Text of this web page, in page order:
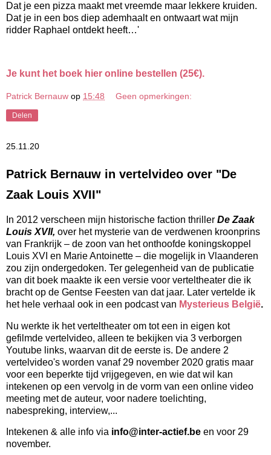
Dat je een pizza maakt met vreemde maar lekkere kruiden.
Dat je in een bos diep ademhaalt en ontwaart wat mijn
ridder Raphael ontdekt heeft…'
Je kunt het boek hier online bestellen (25€).
Patrick Bernauw op 15:48 Geen opmerkingen:
Delen
25.11.20
Patrick Bernauw in vertelvideo over "De
Zaak Louis XVII"
In 2012 verscheen mijn historische faction thriller De Zaak
Louis XVII, over het mysterie van de verdwenen kroonprins
van Frankrijk – de zoon van het onthoofde koningskoppel
Louis XVI en Marie Antoinette – die mogelijk in Vlaanderen
zou zijn ondergedoken. Ter gelegenheid van de publicatie
van dit boek maakte ik een versie voor verteltheater die ik
bracht op de Gentse Feesten van dat jaar. Later vertelde ik
het hele verhaal ook in een podcast van Mysterieus België.
Nu werkte ik het verteltheater om tot een in eigen kot
gefilmde vertelvideo, alleen te bekijken via 3 verborgen
Youtube links, waarvan dit de eerste is. De andere 2
vertelvideo's worden vanaf 29 november 2020 gratis maar
voor een beperkte tijd vrijgegeven, en wie dat wil kan
intekenen op een vervolg in de vorm van een online video
meeting met de auteur, voor nadere toelichting,
nabespreking, interview,...
Intekenen & alle info via info@inter-actief.be en voor 29
november.